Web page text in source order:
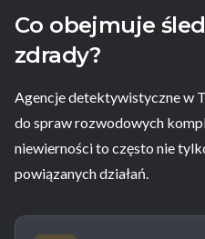
Co obejmuje
zdrady?
Agencje detektywistyczne w
do spraw rozwodowych
niewierności to często nie
powiązanych działań.